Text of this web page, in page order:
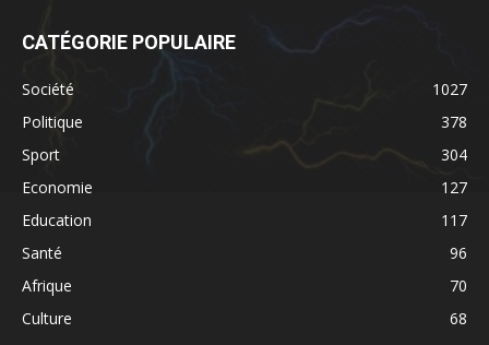
CATÉGORIE POPULAIRE
Société
1027
Politique
378
Sport
304
Economie
127
Education
117
Santé
96
Afrique
70
Culture
68